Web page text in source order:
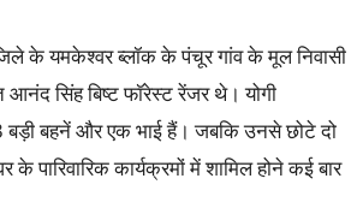
के यमकेश्वर ब्लॉक के पंचूर गांव के मूल निवासी
सिंह बिष्ट फॉरेस्ट रेंजर थे। योगी
बहनें और एक भाई हैं। जबकि उनसे छोटे दो
कार्यक्रमों में शामिल होने कई बार